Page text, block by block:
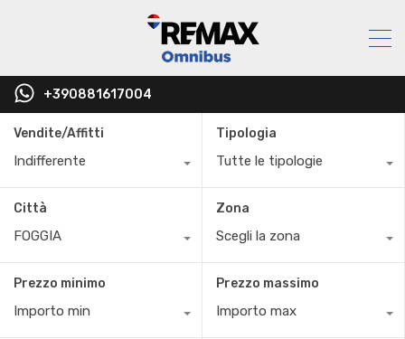
+390881617004
Vendite/Affitti
Indifferente
Tipologia
Tutte le tipologie
Città
FOGGIA
Zona
Scegli la zona
Prezzo minimo
Importo min
Prezzo massimo
Importo max